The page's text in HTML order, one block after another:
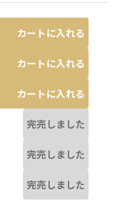
カートに入れる
カートに入れる
カートに入れる
完売しました
完売しました
完売しました